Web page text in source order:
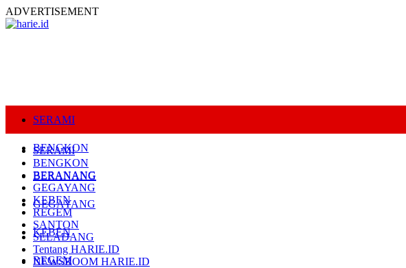
ADVERTISEMENT
SERAMI
BENGKON
BERANANG
GEGAYANG
KEBEN
REGEM
SERAMI
BENGKON
BERANANG
GEGAYANG
KEBEN
REGEM
SANTON
SELADANG
Tentang HARIE.ID
NEWSROOM HARIE.ID